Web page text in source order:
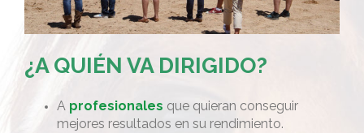
¿A QUIÉN VA DIRIGIDO?
A profesionales que quieran conseguir
mejores resultados en su rendimiento.